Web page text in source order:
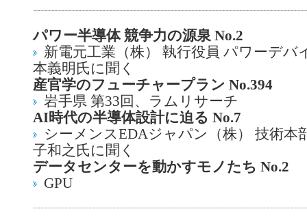
パワー半導体 競争力の源泉 No.2
新電元工業（株） 執行役員 パワーデバ
本義明氏に聞く
産官学のフューチャープラン No.394
岩手県 第33回、ラムリサーチ
AI時代の半導体設計に迫る No.7
シーメンスEDAジャパン（株） 技術本
子和之氏に聞く
データセンターを動かすモノたち No.2
GPU